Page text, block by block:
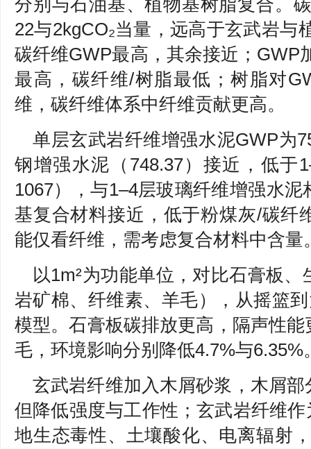
分别与石油基、植物基树脂复合。
22与2kgCO₂当量，远高于玄武岩与
碳纤维GWP最高，其余接近；GWP
最高，碳纤维/树脂最低；树脂对
维，碳纤维体系中纤维贡献更高。
单层玄武岩纤维增强水泥GWP为
钢增强水泥（748.37）接近，低于
1067），与1–4层玻璃纤维增强水
基复合材料接近，低于粉煤灰/碳纤
能仅看纤维，需考虑复合材料中含量
以1m²为功能单位，对比石膏板
岩矿棉、纤维素、羊毛），从摇篮
模型。石膏板碳排放更高，隔声性
毛，环境影响分别降低4.7%与6.35%
玄武岩纤维加入木屑砂浆，木屑
但降低强度与工作性；玄武岩纤维
地生态毒性、土壤酸化、电离辐射